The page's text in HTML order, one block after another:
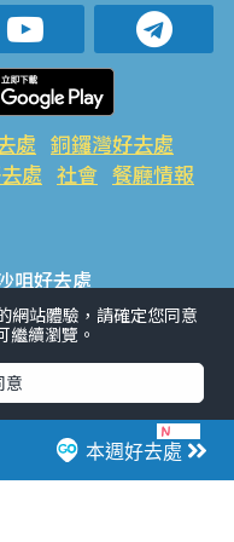
本週好去處
處 銅鑼灣好去處
處 社會 餐廳情報
咀好去處
處 旺角好去處 社會
食社群熱話
式
#限時搶
心 #著數 #網絡熱話
網站體驗，請確定您同意
繼續瀏覽。
意